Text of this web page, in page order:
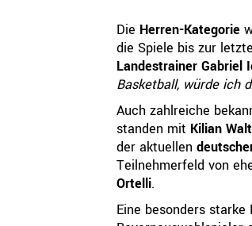
Die Herren-Kategorie
die Spiele bis zur
Landestrainer Gabriel
Basketball, würde ich
Auch zahlreiche
standen mit Kilian
der aktuellen
Teilnehmerfeld von
Ortelli.
Eine besonders